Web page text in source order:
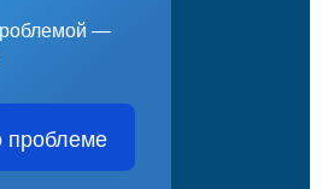
—
проблеме